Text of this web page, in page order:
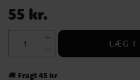
Pris: 55 kr.
55 kr.
LÆG I
🚚 Fragt 45 kr